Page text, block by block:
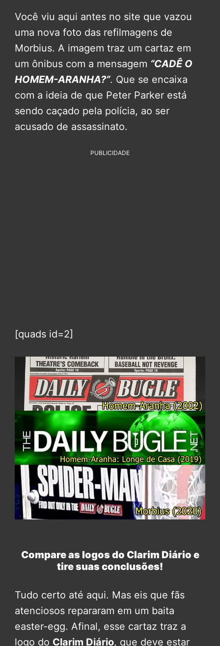
Você viu aqui antes no site que vazou
uma nova foto das refilmagens de
Morbius. A imagem traz um cartaz em
um ônibus com a mensagem “CADÊ O
HOMEM-ARANHA?”. Que se encaixa
com a ideia de que Peter Parker está
sendo caçado pela polícia, ao ser
acusado de assassinato.
PUBLICIDADE
[quads id=2]
Compare as logos do Clarim Diário e
tire suas conclusões!
Tudo certo até aqui. Mas eis que fãs
atenciosos repararam em um baita
easter-egg. Afinal, esse cartaz traz a
logo do Clarim Diário, que deve estar